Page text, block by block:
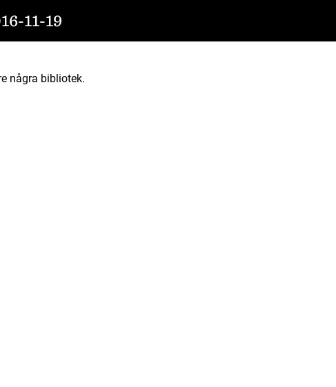
11-19
några bibliotek.